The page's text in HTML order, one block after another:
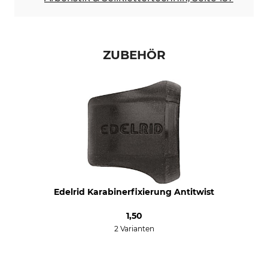
ZUBEHÖR
Edelrid Karabinerfixierung Antitwist
1,50
2 Varianten